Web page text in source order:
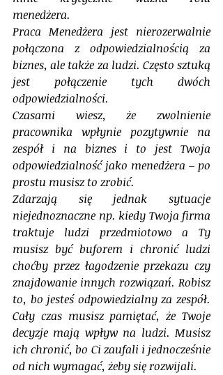
menedżera.
Praca Menedżera jest nierozerwalnie
połączona z odpowiedzialnością za
biznes, ale także za ludzi. Często sztuką
jest połączenie tych dwóch
odpowiedzialności.
Czasami wiesz, że zwolnienie
pracownika wpłynie pozytywnie na
zespół i na biznes i to jest Twoja
odpowiedzialność jako menedżera – po
prostu musisz to zrobić.
Zdarzają się jednak sytuacje
niejednoznaczne np. kiedy Twoja firma
traktuje ludzi przedmiotowo a Ty
musisz być buforem i chronić ludzi
choćby przez łagodzenie przekazu czy
znajdowanie innych rozwiązań. Robisz
to, bo jesteś odpowiedzialny za zespół.
Cały czas musisz pamiętać, że Twoje
decyzje mają wpływ na ludzi. Musisz
ich chronić, bo Ci zaufali i jednocześnie
od nich wymagać, żeby się rozwijali.